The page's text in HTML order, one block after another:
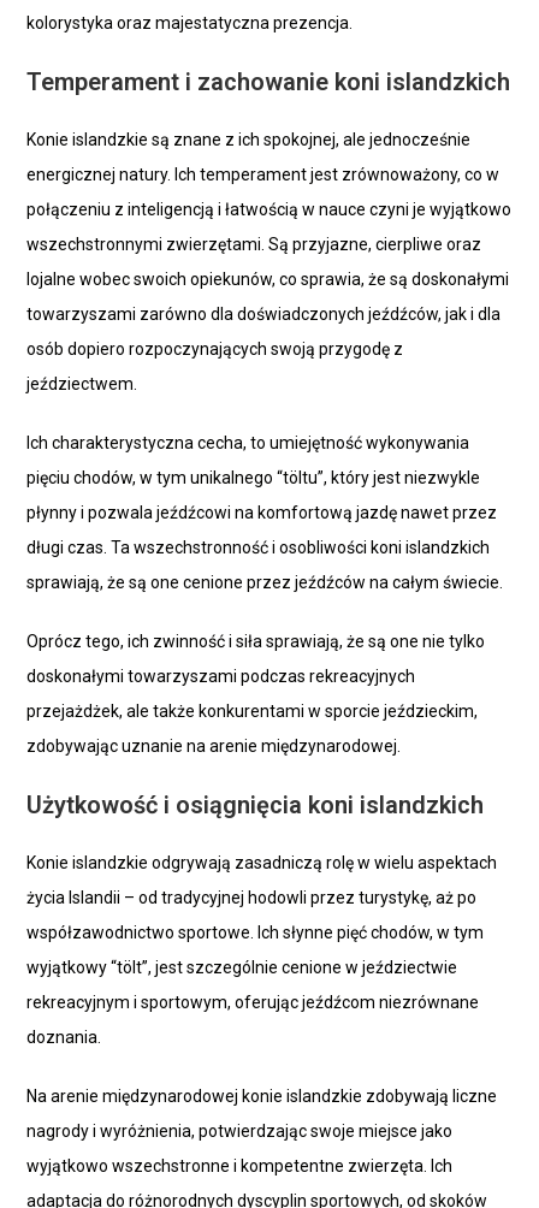
kolorystyka oraz majestatyczna prezencja.
Temperament i zachowanie koni islandzkich
Konie islandzkie są znane z ich spokojnej, ale jednocześnie
energicznej natury. Ich temperament jest zrównoważony, co w
połączeniu z inteligencją i łatwością w nauce czyni je wyjątkowo
wszechstronnymi zwierzętami. Są przyjazne, cierpliwe oraz
lojalne wobec swoich opiekunów, co sprawia, że są doskonałymi
towarzyszami zarówno dla doświadczonych jeźdźców, jak i dla
osób dopiero rozpoczynających swoją przygodę z
jeździectwem.
Ich charakterystyczna cecha, to umiejętność wykonywania
pięciu chodów, w tym unikalnego “töltu”, który jest niezwykle
płynny i pozwala jeźdźcowi na komfortową jazdę nawet przez
długi czas. Ta wszechstronność i osobliwości koni islandzkich
sprawiają, że są one cenione przez jeźdźców na całym świecie.
Oprócz tego, ich zwinność i siła sprawiają, że są one nie tylko
doskonałymi towarzyszami podczas rekreacyjnych
przejażdżek, ale także konkurentami w sporcie jeździeckim,
zdobywając uznanie na arenie międzynarodowej.
Użytkowość i osiągnięcia koni islandzkich
Konie islandzkie odgrywają zasadniczą rolę w wielu aspektach
życia Islandii – od tradycyjnej hodowli przez turystykę, aż po
współzawodnictwo sportowe. Ich słynne pięć chodów, w tym
wyjątkowy “tölt”, jest szczególnie cenione w jeździectwie
rekreacyjnym i sportowym, oferując jeźdźcom niezrównane
doznania.
Na arenie międzynarodowej konie islandzkie zdobywają liczne
nagrody i wyróżnienia, potwierdzając swoje miejsce jako
wyjątkowo wszechstronne i kompetentne zwierzęta. Ich
adaptacja do różnorodnych dyscyplin sportowych, od skoków